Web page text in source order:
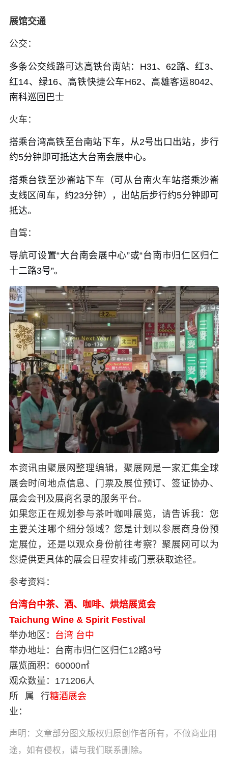
展馆交通
公交：
多条公交线路可达高铁台南站：H31、62路、红3、
红14、绿16、高铁快捷公车H62、高雄客运8042、
南科巡回巴士
火车：
搭乘台湾高铁至台南站下车，从2号出口出站，步行
约5分钟即可抵达大台南会展中心。
搭乘台铁至沙崙站下车（可从台南火车站搭乘沙崙
支线区间车，约23分钟），出站后步行约5分钟即可
抵达。
自驾：
导航可设置“大台南会展中心”或“台南市归仁区归仁
十二路3号”。
本资讯由聚展网整理编辑，聚展网是一家汇集全球
展会时间地点信息、门票及展位预订、签证协办、
展会会刊及展商名录的服务平台。
如果您正在规划参与茶叶咖啡展览，请告诉我：您
主要关注哪个细分领域？您是计划以参展商身份预
定展位，还是以观众身份前往考察？聚展网可以为
您提供更具体的展会日程安排或门票获取途径。
参考资料：
台湾台中茶、酒、咖啡、烘焙展览会
Taichung Wine & Spirit Festival
举办地区：
台湾 台中
举办地址：
台南市归仁区归仁12路3号
展览面积： 60000㎡
观众数量： 171206人
所属行
业：
糖酒展会
声明：文章部分图文版权归原创作者所有，不做商业用
途，如有侵权，请与我们联系删除。